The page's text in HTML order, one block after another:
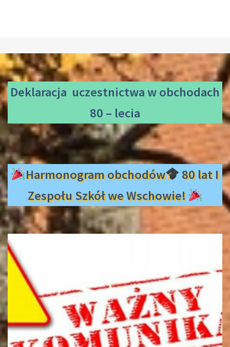
Deklaracja uczestnictwaw obchodach
80 – lecia
Harmonogram obchodów
80 lat I
Zespołu Szkół we Wschowie!